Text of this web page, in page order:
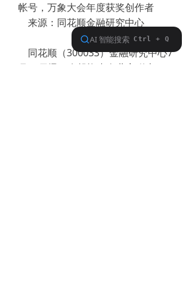
帐号，万象大会年度获奖创作者
来源：同花顺金融研究中心
同花顺（300033）金融研究中心7
月29日讯，有投资者向北方稀土